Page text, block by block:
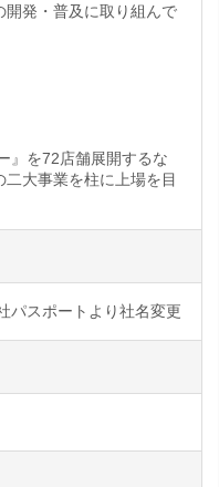
発・普及に取り組んで
』を72店舗展開するな
大事業を柱に上場を目
パスポートより社名変更